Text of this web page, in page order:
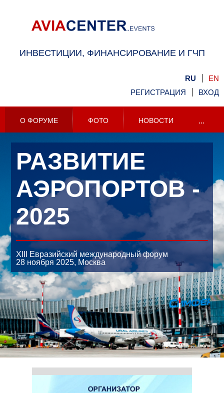
ИНВЕСТИЦИИ, ФИНАНСИРОВАНИЕ И ГЧП
RU
EN
РЕГИСТРАЦИЯ
ВХОД
О ФОРУМЕ ФОТО НОВОСТИ ...
РАЗВИТИЕ
АЭРОПОРТОВ -
2025
XIII Евразийский международный форум
28 ноября 2025, Москва